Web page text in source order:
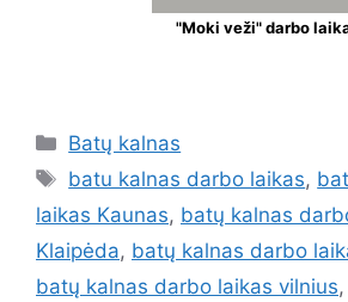
"Moki veži" darbo
Batų kalnas
batu kalnas darbo laikas,
laikas Kaunas, batų kalnas
Klaipėda, batų kalnas darbo
batų kalnas darbo laikas vilnius,